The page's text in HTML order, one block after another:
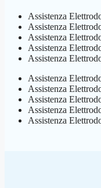
Assistenza
Assistenza
Assistenza
Assistenza
Assistenza
Assistenza
Assistenza
Assistenza
Assistenza
Assistenza